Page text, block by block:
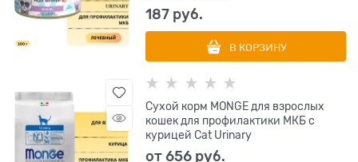
187 руб.
В КОРЗИНУ
Сухой корм MONGE для взрослых
кошек для профилактики МКБ с
курицей Cat Urinary
от656 руб.